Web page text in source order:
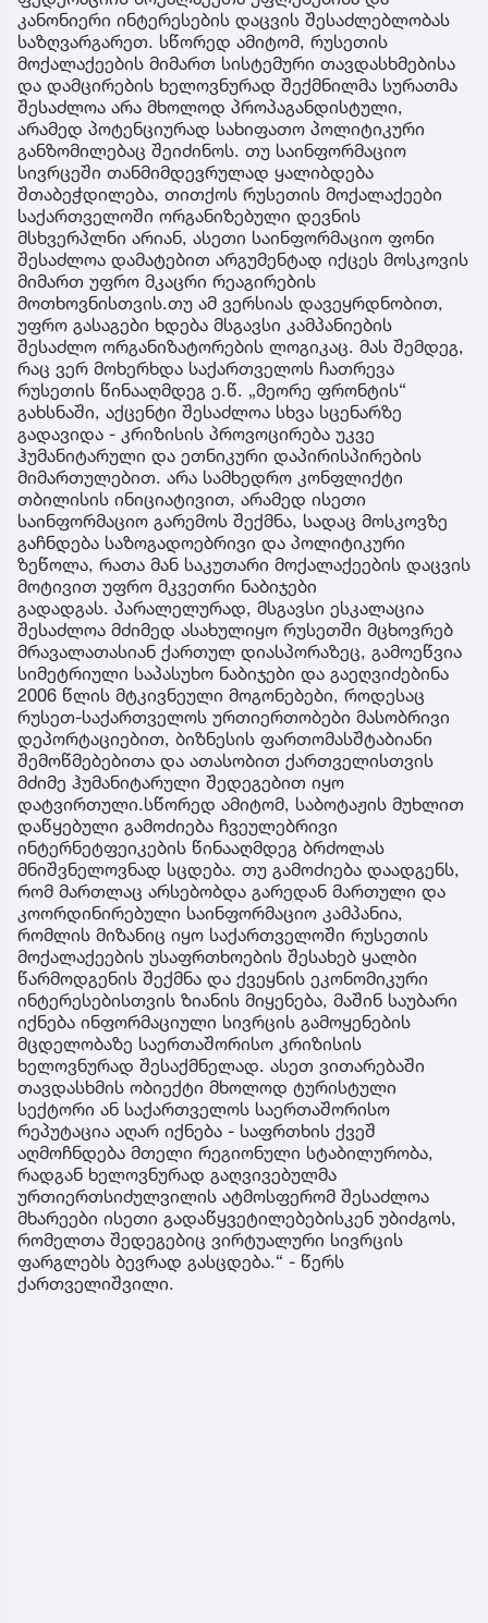
კანონიერი ინტერესების დაცვის შესაძლებლობას
საზღვარგარეთ. სწორედ ამიტომ, რუსეთის
მოქალაქეების მიმართ სისტემური თავდასხმებისა
და დამცირების ხელოვნურად შექმნილმა სურათმა
შესაძლოა არა მხოლოდ პროპაგანდისტული,
არამედ პოტენციურად სახიფათო პოლიტიკური
განზომილებაც შეიძინოს. თუ საინფორმაციო
სივრცეში თანმიმდევრულად ყალიბდება
შთაბეჭდილება, თითქოს რუსეთის მოქალაქეები
საქართველოში ორგანიზებული დევნის
მსხვერპლნი არიან, ასეთი საინფორმაციო ფონი
შესაძლოა დამატებით არგუმენტად იქცეს მოსკოვის
მიმართ უფრო მკაცრი რეაგირების
მოთხოვნისთვის.თუ ამ ვერსიას დავეყრდნობით,
უფრო გასაგები ხდება მსგავსი კამპანიების
შესაძლო ორგანიზატორების ლოგიკაც. მას შემდეგ,
რაც ვერ მოხერხდა საქართველოს ჩათრევა
რუსეთის წინააღმდეგ ე.წ. „მეორე ფრონტის“
გახსნაში, აქცენტი შესაძლოა სხვა სცენარზე
გადავიდა - კრიზისის პროვოცირება უკვე
ჰუმანიტარული და ეთნიკური დაპირისპირების
მიმართულებით. არა სამხედრო კონფლიქტი
თბილისის ინიციატივით, არამედ ისეთი
საინფორმაციო გარემოს შექმნა, სადაც მოსკოვზე
გაჩნდება საზოგადოებრივი და პოლიტიკური
ზეწოლა, რათა მან საკუთარი მოქალაქეების დაცვის
მოტივით უფრო მკვეთრი ნაბიჯები
გადადგას. პარალელურად, მსგავსი ესკალაცია
შესაძლოა მძიმედ ასახულიყო რუსეთში მცხოვრებ
მრავალათასიან ქართულ დიასპორაზეც, გამოეწვია
სიმეტრიული საპასუხო ნაბიჯები და გაეღვიძებინა
2006 წლის მტკივნეული მოგონებები, როდესაც
რუსეთ-საქართველოს ურთიერთობები მასობრივი
დეპორტაციებით, ბიზნესის ფართომასშტაბიანი
შემოწმებებითა და ათასობით ქართველისთვის
მძიმე ჰუმანიტარული შედეგებით იყო
დატვირთული.სწორედ ამიტომ, საბოტაჟის მუხლით
დაწყებული გამოძიება ჩვეულებრივი
ინტერნეტფეიკების წინააღმდეგ ბრძოლას
მნიშვნელოვნად სცდება. თუ გამოძიება დაადგენს,
რომ მართლაც არსებობდა გარედან მართული და
კოორდინირებული საინფორმაციო კამპანია,
რომლის მიზანიც იყო საქართველოში რუსეთის
მოქალაქეების უსაფრთხოების შესახებ ყალბი
წარმოდგენის შექმნა და ქვეყნის ეკონომიკური
ინტერესებისთვის ზიანის მიყენება, მაშინ საუბარი
იქნება ინფორმაციული სივრცის გამოყენების
მცდელობაზე საერთაშორისო კრიზისის
ხელოვნურად შესაქმნელად. ასეთ ვითარებაში
თავდასხმის ობიექტი მხოლოდ ტურისტული
სექტორი ან საქართველოს საერთაშორისო
რეპუტაცია აღარ იქნება - საფრთხის ქვეშ
აღმოჩნდება მთელი რეგიონული სტაბილურობა,
რადგან ხელოვნურად გაღვივებულმა
ურთიერთსიძულვილის ატმოსფერომ შესაძლოა
მხარეები ისეთი გადაწყვეტილებებისკენ უბიძგოს,
რომელთა შედეგებიც ვირტუალური სივრცის
ფარგლებს ბევრად გასცდება.“ - წერს
ქართველიშვილი.